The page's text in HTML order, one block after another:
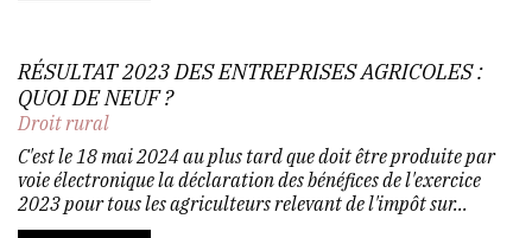
RÉSULTAT 2023 DES ENTREPRISES AGRICOLES :
QUOI DE NEUF ?
Droit rural
C'est le 18 mai 2024 au plus tard que doit être produite par
voie électronique la déclaration des bénéfices de l'exercice
2023 pour tous les agriculteurs relevant de l'impôt sur...